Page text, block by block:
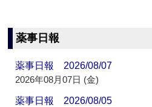
薬事日報
薬事日報 2026/08/07
2026年08月07日 (金)
薬事日報 2026/08/05